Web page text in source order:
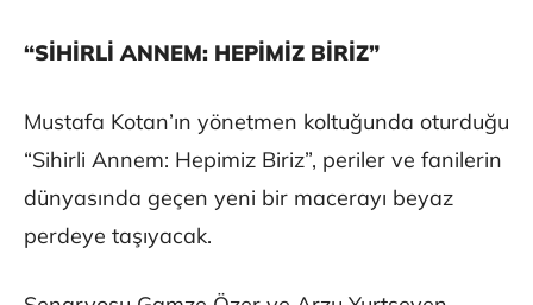
“SİHİRLİ ANNEM: HEPİMİZ BİRİZ”
Mustafa Kotan’ın yönetmen koltuğunda oturduğu
“Sihirli Annem: Hepimiz Biriz”, periler ve fanilerin
dünyasında geçen yeni bir macerayı beyaz
perdeye taşıyacak.